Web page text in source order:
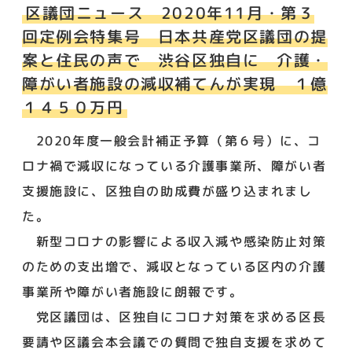
区議団ニュース 2020年11月・第３
回定例会特集号 日本共産党区議団の提
案と住民の声で 渋谷区独自に 介護・
障がい者施設の減収補てんが実現 １億
１４５０万円
2020年度一般会計補正予算（第６号）に、コ
ロナ禍で減収になっている介護事業所、障がい者
支援施設に、区独自の助成費が盛り込まれまし
た。
新型コロナの影響による収入減や感染防止対策
のための支出増で、減収となっている区内の介護
事業所や障がい者施設に朗報です。
党区議団は、区独自にコロナ対策を求める区長
要請や区議会本会議での質問で独自支援を求めて